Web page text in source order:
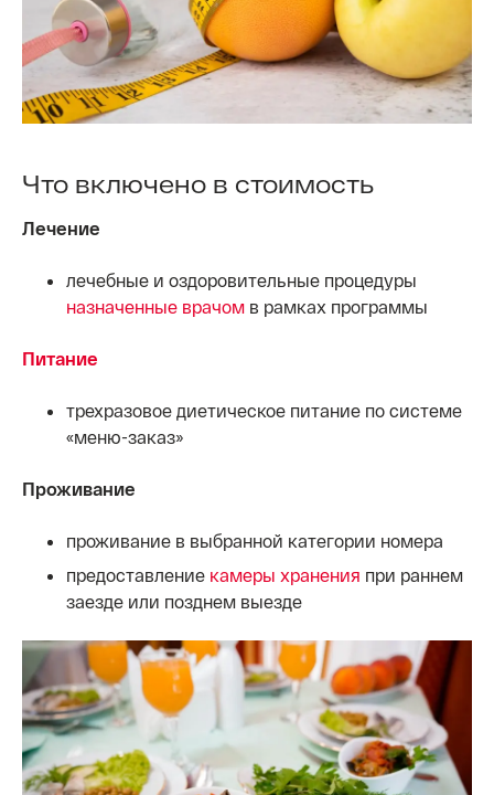
Что включено в стоимость
Лечение
лечебные и оздоровительные процедуры
назначенные врачом в рамках программы
Питание
трехразовое диетическое питание по системе
«меню-заказ»
Проживание
проживание в выбранной категории номера
предоставление камеры хранения при раннем
заезде или позднем выезде